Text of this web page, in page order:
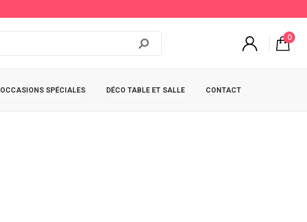
0
OCCASIONS SPÉCIALES DÉCO TABLE ET SALLE CONTACT